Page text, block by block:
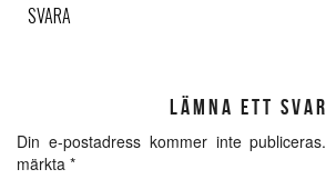
SVARA
LÄMNA ETT SVAR
Din e-postadress kommer inte publiceras.
märkta *